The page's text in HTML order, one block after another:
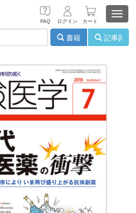
FAQ ログイン カート
書籍
記事β